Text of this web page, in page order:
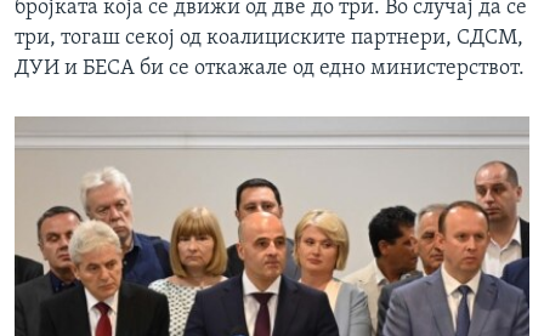
бројката која се движи од две до три. Во случај да се
три, тогаш секој од коалициските партнери, СДСМ,
ДУИ и БЕСА би се откажале од едно министерствот.